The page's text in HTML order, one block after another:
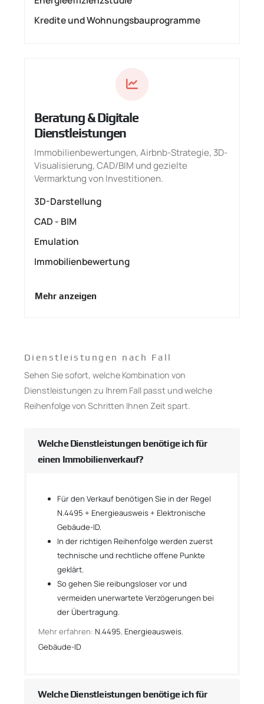
Kredite und Wohnungsbauprogramme
Beratung & Digitale
Dienstleistungen
Immobilienbewertungen, Airbnb-Strategie, 3D-
Visualisierung, CAD/BIM und gezielte
Vermarktung von Investitionen.
3D-Darstellung
CAD - BIM
Emulation
Immobilienbewertung
Mehr anzeigen
Dienstleistungen nach Fall
Sehen Sie sofort, welche Kombination von
Dienstleistungen zu Ihrem Fall passt und welche
Reihenfolge von Schritten Ihnen Zeit spart.
Welche Dienstleistungen benötige ich für
einen Immobilienverkauf?
Für den Verkauf benötigen Sie in der Regel
N.4495 + Energieausweis + Elektronische
Gebäude-ID.
In der richtigen Reihenfolge werden zuerst
technische und rechtliche offene Punkte
geklärt.
So gehen Sie reibungsloser vor und
vermeiden unerwartete Verzögerungen bei
der Übertragung.
Mehr erfahren: N.4495, Energieausweis,
Gebäude-ID
Welche Dienstleistungen benötige ich für